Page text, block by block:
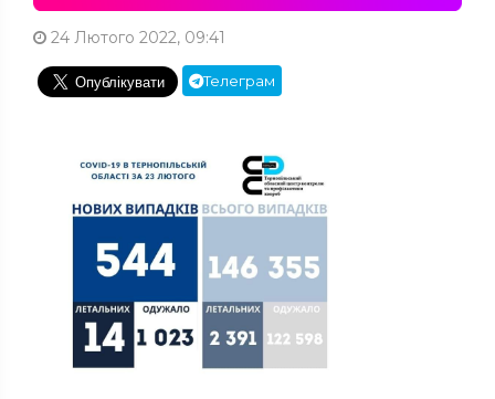
24 Лютого 2022, 09:41
Телеграм